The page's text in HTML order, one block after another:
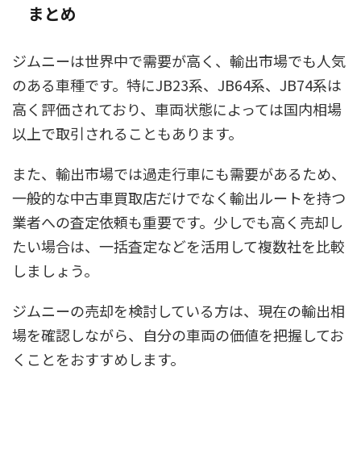
まとめ
ジムニーは世界中で需要が高く、輸出市場でも人気
のある車種です。特にJB23系、JB64系、JB74系は
高く評価されており、車両状態によっては国内相場
以上で取引されることもあります。
また、輸出市場では過走行車にも需要があるため、
一般的な中古車買取店だけでなく輸出ルートを持つ
業者への査定依頼も重要です。少しでも高く売却し
たい場合は、一括査定などを活用して複数社を比較
しましょう。
ジムニーの売却を検討している方は、現在の輸出相
場を確認しながら、自分の車両の価値を把握してお
くことをおすすめします。